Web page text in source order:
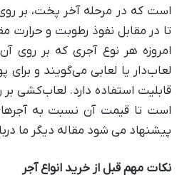
است که در مرحله آخر پخت، بر
تا در مقابل نفوذ رطوبت و حرارت
امروزه هر نوع آجری که بر روی
لعاب‌دار یا لعابی می‌گویند و
قابلیت استفاده دارد. لعاب‌کشی
است تا قیمت آن نسبت به
پیشنهاد می شود مقاله دیگر ما
نکات مهم قبل از خرید انواع آجر